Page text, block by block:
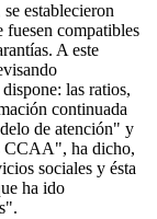
establecieron
fuesen compatibles
A este
las ratios,
continuada
de atención" y
CCAA", ha dicho,
sociales y ésta
ha ido